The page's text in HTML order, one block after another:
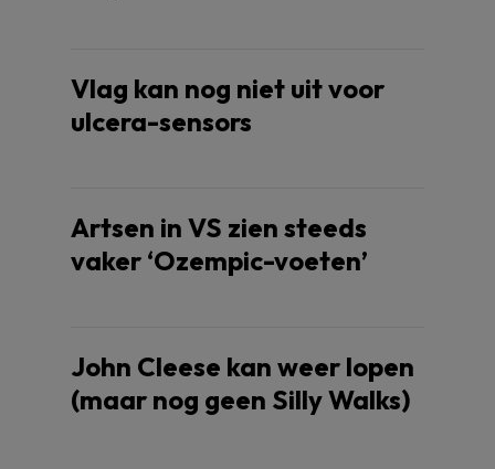
Vlag kan nog niet uit voor
ulcera-sensors
Artsen in VS zien steeds
vaker ‘Ozempic-voeten’
John Cleese kan weer lopen
(maar nog geen Silly Walks)